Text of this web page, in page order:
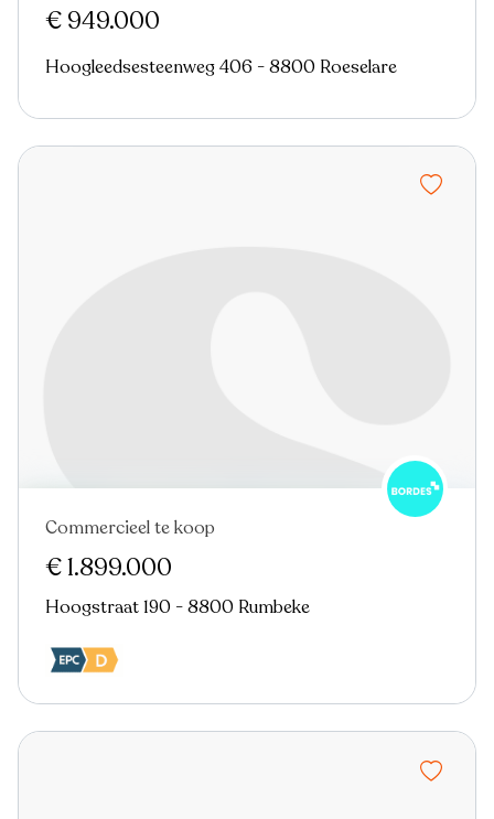
€ 949.000
Hoogleedsesteenweg 406 - 8800 Roeselare
Commercieel te koop
€ 1.899.000
Hoogstraat 190 - 8800 Rumbeke